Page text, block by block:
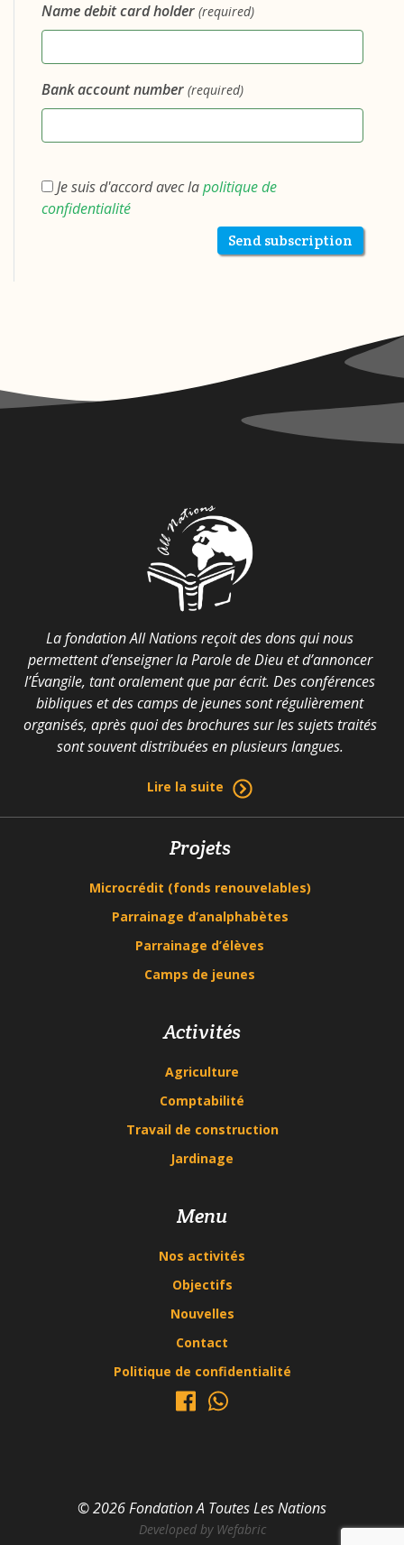
Name debit card holder (required)
Bank account number (required)
Je suis d'accord avec lapolitique de
confidentialité
Send subscription
La fondation All Nations reçoit des dons qui nous
permettent d’enseigner la Parole de Dieu et d’annoncer
l’Évangile, tant oralement que par écrit. Des conférences
bibliques et des camps de jeunes sont régulièrement
organisés, après quoi des brochures sur les sujets traités
sont souvent distribuées en plusieurs langues.
Lire la suite
Projets
Microcrédit (fonds renouvelables)
Parrainage d’analphabètes
Parrainage d’élèves
Camps de jeunes
Activités
Agriculture
Comptabilité
Travail de construction
Jardinage
Menu
Nos activités
Objectifs
Nouvelles
Contact
Politique de confidentialité
© 2026 Fondation A Toutes Les Nations
Developed by Wefabric